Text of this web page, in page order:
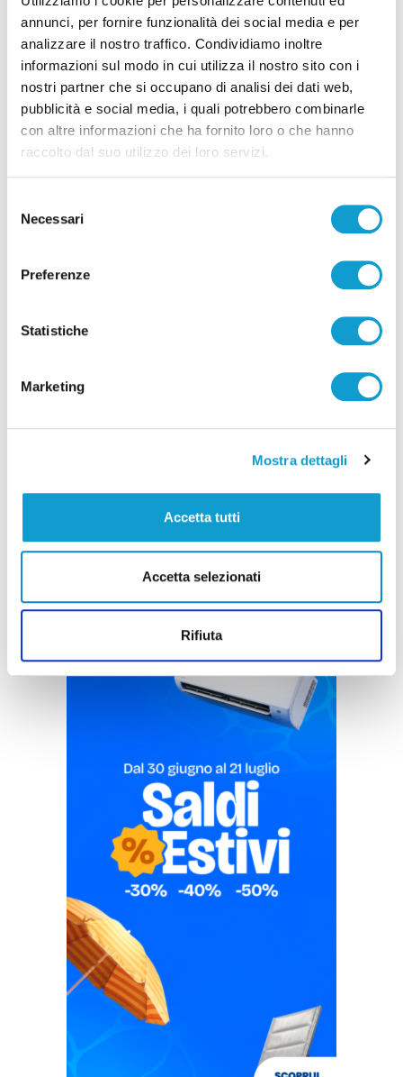
annunci, per fornire funzionalità dei social media e per
analizzare il nostro traffico. Condividiamo inoltre
informazioni sul modo in cui utilizza il nostro sito con i
nostri partner che si occupano di analisi dei dati web,
pubblicità e social media, i quali potrebbero combinarle
con altre informazioni che ha fornito loro o che hanno
raccolto dal suo utilizzo dei loro servizi.
delNecessari
Preferenze
Statistiche
Marketing
Mostra dettagli
Accetta tutti
Accetta selezionati
Rifiuta
Correlati
Samb-Lanciano 4-0, entrano Sgarbi e Perrotta